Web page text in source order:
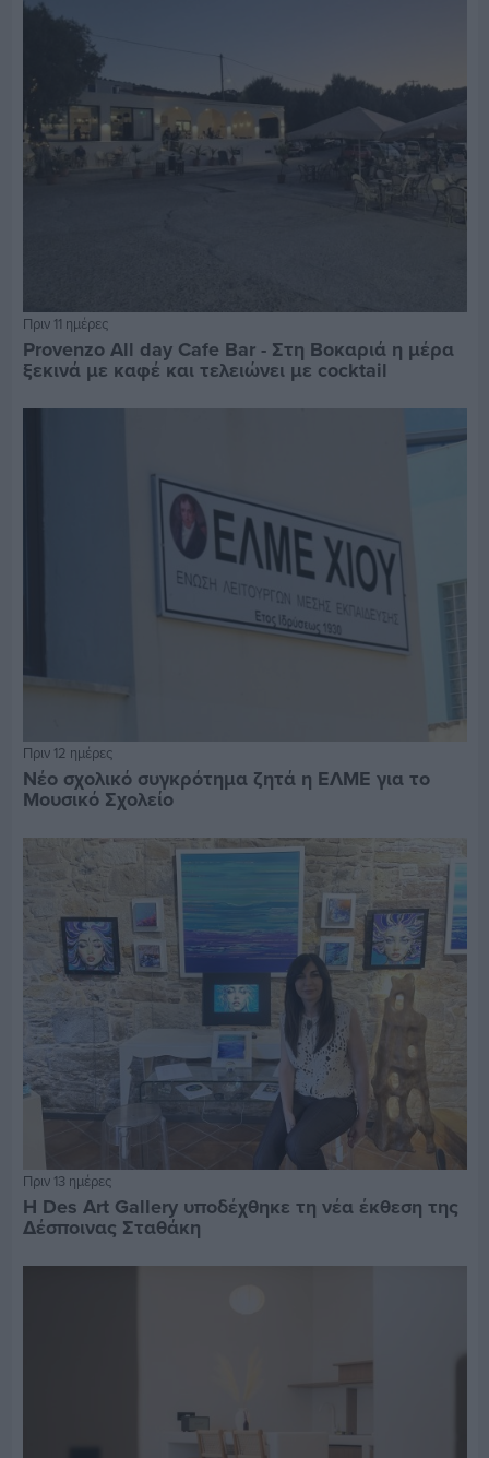
Πριν 11 ημέρες
Provenzo All day Cafe Bar - Στη Βοκαριά η μέρα
ξεκινά με καφέ και τελειώνει με cocktail
Πριν 12 ημέρες
Νέο σχολικό συγκρότημα ζητά η ΕΛΜΕ για το
Μουσικό Σχολείο
Πριν 13 ημέρες
Η Des Art Gallery υποδέχθηκε τη νέα έκθεση της
Δέσποινας Σταθάκη